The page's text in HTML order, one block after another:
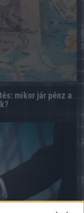
mikor jár pénz a